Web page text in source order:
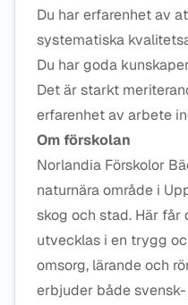
Du har erfarenhet av
systematiska
Du har goda
Det är starkt
erfarenhet av arbete
Om förskolan
Norlandia Förskolor
naturnära område i
skog och stad. Här får
utvecklas i en trygg
omsorg, lärande och
erbjuder både